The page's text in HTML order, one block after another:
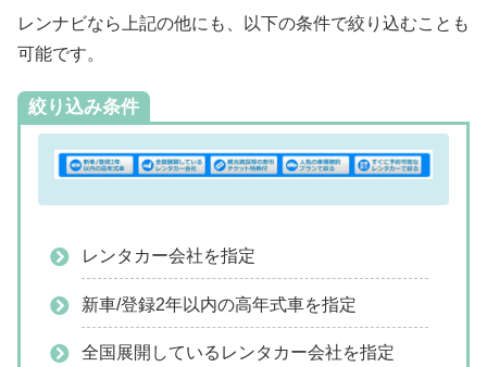
レンナビなら上記の他にも、以下の条件で絞り込むことも
可能です。
絞り込み条件
レンタカー会社を指定
新車/登録2年以内の高年式車を指定
全国展開しているレンタカー会社を指定